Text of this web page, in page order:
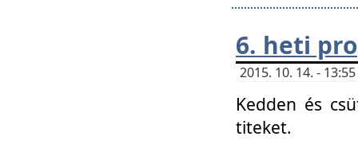
6. heti
2015. 10. 14. -
Kedden és
titeket.